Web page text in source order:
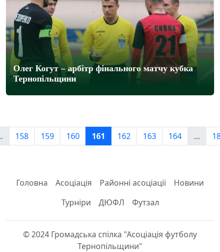
Олег Когут – арбітр фінального матчу кубка
Тернопільщини
158 159 160 161 162 163 164 ...
Головна Асоціація Районні асоціації
Новини
Турніри
ДЮФЛ Футзал
© 2024 Громадська спілка "Асоціація футболу
Тернопільщини"